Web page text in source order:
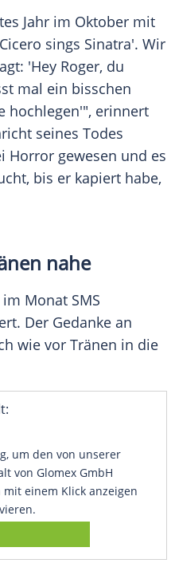
Jahr im Oktober mit
Cicero sings Sinatra'. Wir
'Hey Roger, du
mal ein bisschen
hochlegen'", erinnert
seines Todes
Horror gewesen und es
bis er kapiert habe,
nahe
Monat SMS
Der Gedanke an
wie vor Tränen in die
um den von unserer
von Glomex GmbH
einem Klick anzeigen